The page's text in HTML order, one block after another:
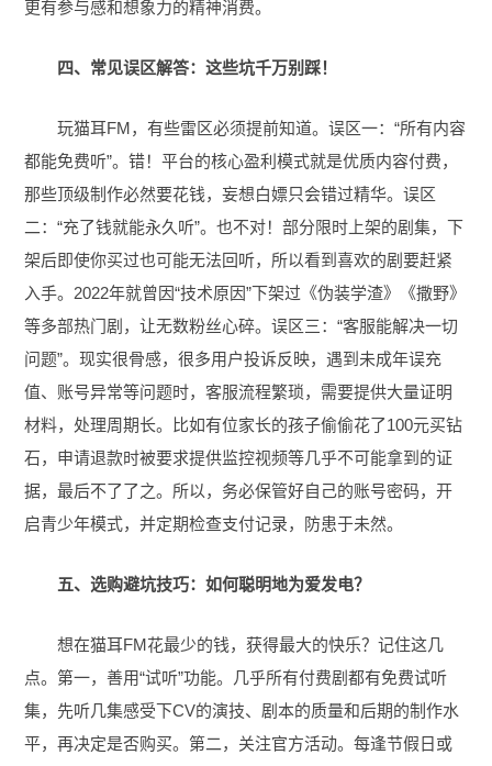
更有参与感和想象力的精神消费。
四、常见误区解答：这些坑千万别踩！
玩猫耳FM，有些雷区必须提前知道。误区一：“所有内容
都能免费听”。错！平台的核心盈利模式就是优质内容付费，
那些顶级制作必然要花钱，妄想白嫖只会错过精华。误区
二：“充了钱就能永久听”。也不对！部分限时上架的剧集，下
架后即使你买过也可能无法回听，所以看到喜欢的剧要赶紧
入手。2022年就曾因“技术原因”下架过《伪装学渣》《撒野》
等多部热门剧，让无数粉丝心碎。误区三：“客服能解决一切
问题”。现实很骨感，很多用户投诉反映，遇到未成年误充
值、账号异常等问题时，客服流程繁琐，需要提供大量证明
材料，处理周期长。比如有位家长的孩子偷偷花了100元买钻
石，申请退款时被要求提供监控视频等几乎不可能拿到的证
据，最后不了了之。所以，务必保管好自己的账号密码，开
启青少年模式，并定期检查支付记录，防患于未然。
五、选购避坑技巧：如何聪明地为爱发电？
想在猫耳FM花最少的钱，获得最大的快乐？记住这几
点。第一，善用“试听”功能。几乎所有付费剧都有免费试听
集，先听几集感受下CV的演技、剧本的质量和后期的制作水
平，再决定是否购买。第二，关注官方活动。每逢节假日或